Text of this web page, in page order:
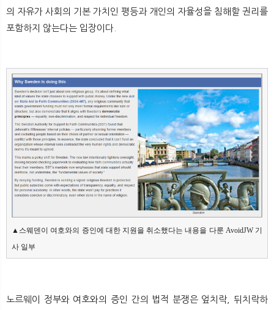
의 자유가 사회의 기본 가치인 평등과 개인의 자율성을 침해할 권리를
포함하지 않는다는 입장이다.
▲스웨덴이 여호와의 증인에 대한 지원을 취소했다는 내용을 다룬 AvoidJW 기
사 일부
노르웨이 정부와 여호와의 증인 간의 법적 분쟁은 엎치락, 뒤치락하